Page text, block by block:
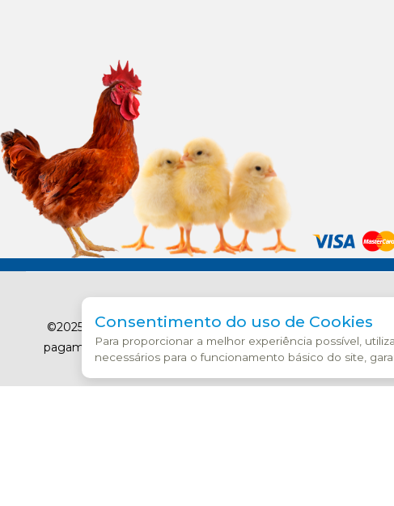
Consentimento do uso de Cookies
Para proporcionar a melhor experiência possível,
necessários para o funcionamento básico do site,
©2025
TODOS OS DIREITOS RESERVADOS.Eventuais
pagamento são exclusivos para compras em nosso site via